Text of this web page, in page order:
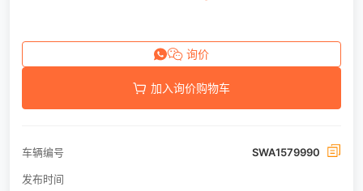
询价
加入询价购物车
车辆编号 SWA1579990
发布时间